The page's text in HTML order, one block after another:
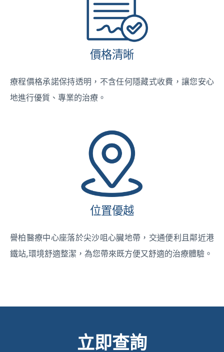
價格清晰
療程價格承諾保持透明，不含任何隱藏式收費，讓您安心
地進行優質、專業的治療。
位置優越
譽柏醫療中心座落於尖沙咀心臟地帶，交通便利且鄰近港
鐵站,環境舒適整潔，為您帶來既方便又舒適的治療體驗。
立即查詢